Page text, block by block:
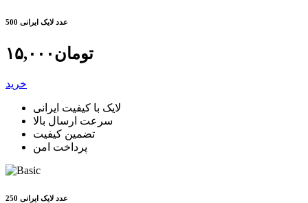
500 عدد لایک ایرانی
۱۵,۰۰۰تومان
خرید
لایک با کیفیت ایرانی
سرعت ارسال بالا
تضمین کیفیت
پرداخت امن
250 عدد لایک ایرانی